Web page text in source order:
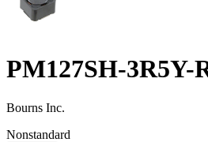
PM127SH-3R5Y-
Bourns Inc.
Nonstandard